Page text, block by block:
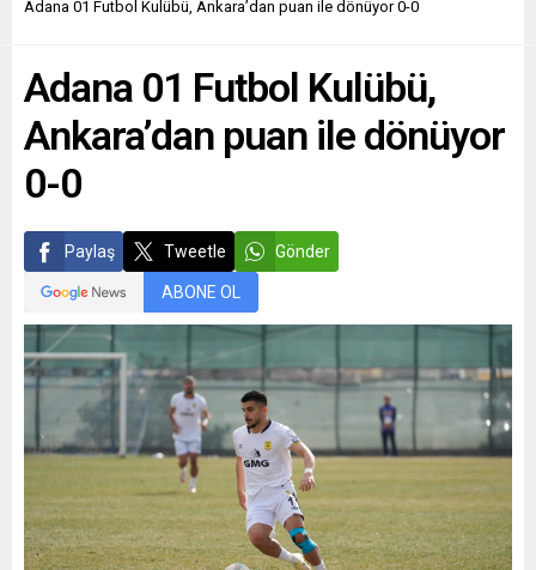
Adana 01 Futbol Kulübü, Ankara’dan puan ile dönüyor 0-0
Adana 01 Futbol Kulübü,
Ankara’dan puan ile dönüyor
0-0
Paylaş Tweetle Gönder
ABONE OL